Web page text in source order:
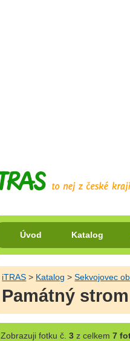
Úvod Katalog
iTRAS > Katalog >Sekvojovec
Památný
Zobrazujifotku č. 3z celkem 7